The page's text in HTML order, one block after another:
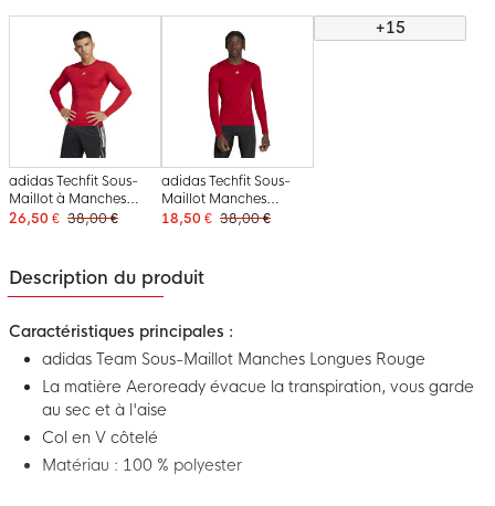
adidas Techfit Sous-
Maillot à Manches
Longues Rouge Blanc
26,50 € 38,00 €
adidas Techfit Sous-
Maillot Manches
Longues Rouge Gris
18,50 € 38,00 €
+15
Description du produit
Caractéristiques principales :
adidas Team Sous-Maillot Manches Longues Rouge
La matière Aeroready évacue la transpiration, vous garde
au sec et à l'aise
Col en V côtelé
Matériau : 100 % polyester